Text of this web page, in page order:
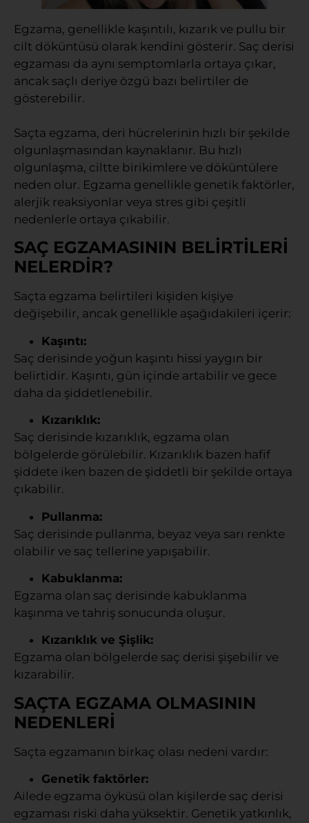
Egzama, genellikle kaşıntılı, kızarık ve pullu bir
cilt döküntüsü olarak kendini gösterir. Saç derisi
egzaması da aynı semptomlarla ortaya çıkar,
ancak saçlı deriye özgü bazı belirtiler de
gösterebilir.
Saçta egzama, deri hücrelerinin hızlı bir şekilde
olgunlaşmasından kaynaklanır. Bu hızlı
olgunlaşma, ciltte birikimlere ve döküntülere
neden olur. Egzama genellikle genetik faktörler,
alerjik reaksiyonlar veya stres gibi çeşitli
nedenlerle ortaya çıkabilir.
SAÇ EGZAMASININ BELİRTİLERİ
NELERDİR?
Saçta egzama belirtileri kişiden kişiye
değişebilir, ancak genellikle aşağıdakileri içerir:
Kaşıntı:
Saç derisinde yoğun kaşıntı hissi yaygın bir
belirtidir. Kaşıntı, gün içinde artabilir ve gece
daha da şiddetlenebilir.
Kızarıklık:
Saç derisinde kızarıklık, egzama olan
bölgelerde görülebilir. Kızarıklık bazen hafif
şiddete iken bazen de şiddetli bir şekilde ortaya
çıkabilir.
Pullanma:
Saç derisinde pullanma, beyaz veya sarı renkte
olabilir ve saç tellerine yapışabilir.
Kabuklanma:
Egzama olan saç derisinde kabuklanma
kaşınma ve tahriş sonucunda oluşur.
Kızarıklık ve Şişlik:
Egzama olan bölgelerde saç derisi şişebilir ve
kızarabilir.
SAÇTA EGZAMA OLMASININ
NEDENLERİ
Saçta egzamanın birkaç olası nedeni vardır:
Genetik faktörler:
Ailede egzama öyküsü olan kişilerde saç derisi
egzaması riski daha yüksektir. Genetik yatkınlık,